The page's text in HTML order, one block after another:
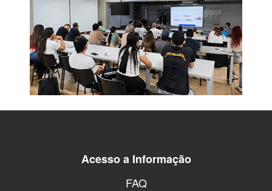
Acesso a Informação
FAQ